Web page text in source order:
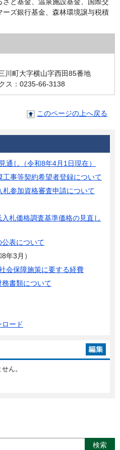
と基金、温泉施設基金、国際交
ズ銀行基金、森林環境譲与税積
町大字横山字西田85番地
ス：0235-66-3138
このページの上へ戻る
通し（令和8年4月1日現在）
事等契約希望者登録について
参加資格審査申請について
札価格調査基準価格の見直し
表について
年3月）
会保障施策に要する経費
書類について
ード
ん。